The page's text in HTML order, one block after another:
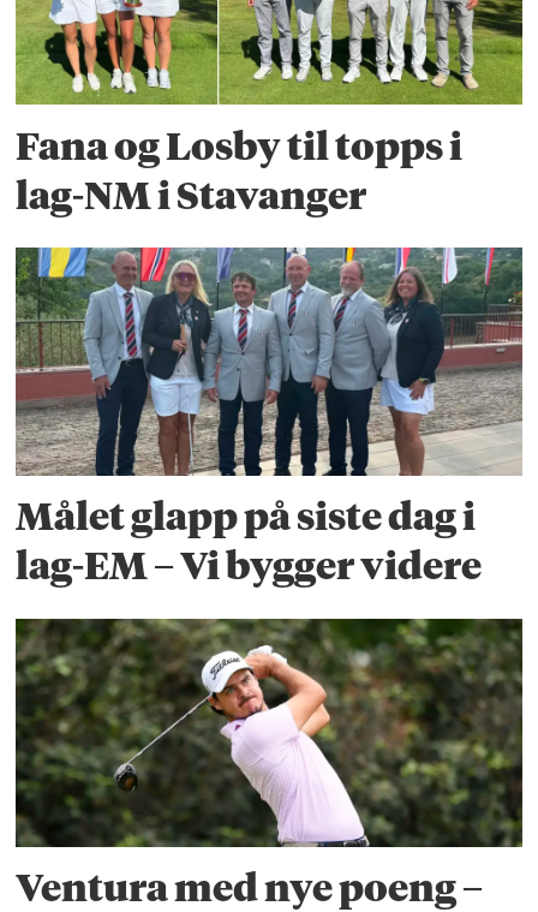
Fana og Losby til topps i
lag-NM i Stavanger
Målet glapp på siste dag i
lag-EM – Vi bygger videre
Ventura med nye poeng –